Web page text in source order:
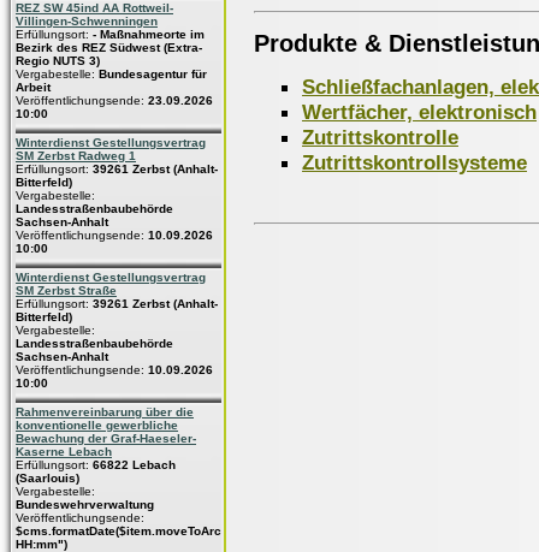
REZ SW 45ind AA Rottweil-
Villingen-Schwenningen
Erfüllungsort: - Maßnahmeorte im
Bezirk des REZ Südwest (Extra-
Regio NUTS 3)
Vergabestelle: Bundesagentur für
Arbeit
Veröffentlichungsende: 23.09.2026
10:00
Winterdienst Gestellungsvertrag
SM Zerbst Radweg 1
Erfüllungsort: 39261 Zerbst (Anhalt-
Bitterfeld)
Vergabestelle:
Landesstraßenbaubehörde
Sachsen-Anhalt
Veröffentlichungsende: 10.09.2026
10:00
Winterdienst Gestellungsvertrag
SM Zerbst Straße
Erfüllungsort: 39261 Zerbst (Anhalt-
Bitterfeld)
Vergabestelle:
Landesstraßenbaubehörde
Sachsen-Anhalt
Veröffentlichungsende: 10.09.2026
10:00
Rahmenvereinbarung über die
konventionelle gewerbliche
Bewachung der Graf-Haeseler-
Kaserne Lebach
Erfüllungsort: 66822 Lebach
(Saarlouis)
Vergabestelle:
Bundeswehrverwaltung
Veröffentlichungsende:
$cms.formatDate($item.moveToArchive,"dd.MM.yyyy
HH:mm")
Produkte &
Schließfachanlagen,
Wertfächer, elektronisch
Zutrittskontrolle
Zutrittskontrollsysteme